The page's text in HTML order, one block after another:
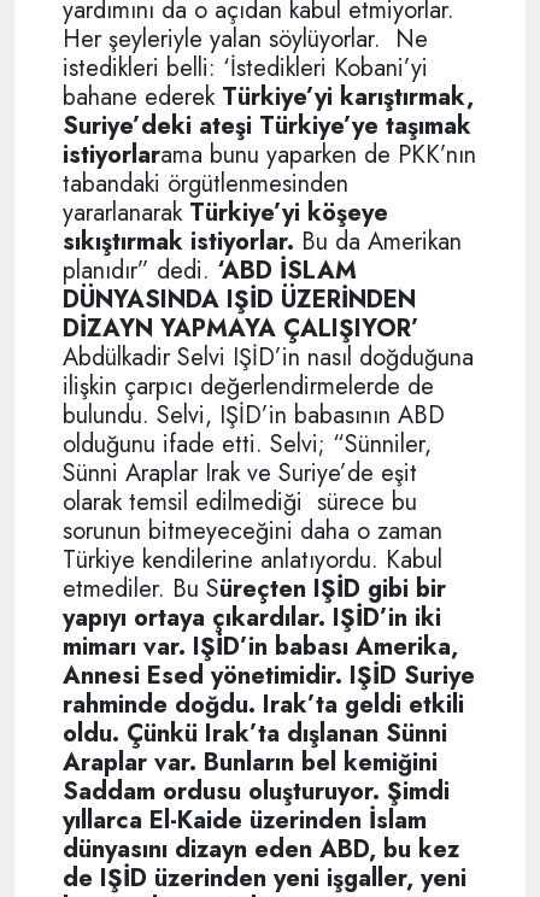
yardımını da o açıdan kabul etmiyorlar.
Her şeyleriyle yalan söylüyorlar. Ne
istedikleri belli: ‘İstedikleri Kobani’yi
bahane ederek Türkiye’yi karıştırmak,
Suriye’deki ateşi Türkiye’ye taşımak
istiyorlarama bunu yaparken de PKK’nın
tabandaki örgütlenmesinden
yararlanarak Türkiye’yi köşeye
sıkıştırmak istiyorlar. Bu da Amerikan
planıdır” dedi. ‘ABD İSLAM
DÜNYASINDA IŞİD ÜZERİNDEN
DİZAYN YAPMAYA ÇALIŞIYOR’
Abdülkadir Selvi IŞİD’in nasıl doğduğuna
ilişkin çarpıcı değerlendirmelerde de
bulundu. Selvi, IŞİD’in babasının ABD
olduğunu ifade etti. Selvi; “Sünniler,
Sünni Araplar Irak ve Suriye’de eşit
olarak temsil edilmediği sürece bu
sorunun bitmeyeceğini daha o zaman
Türkiye kendilerine anlatıyordu. Kabul
etmediler. Bu Süreçten IŞİD gibi bir
yapıyı ortaya çıkardılar. IŞİD’in iki
mimarı var. IŞİD’in babası Amerika,
Annesi Esed yönetimidir. IŞİD Suriye
rahminde doğdu. Irak’ta geldi etkili
oldu. Çünkü Irak’ta dışlanan Sünni
Araplar var. Bunların bel kemiğini
Saddam ordusu oluşturuyor. Şimdi
yıllarca El-Kaide üzerinden İslam
dünyasını dizayn eden ABD, bu kez
de IŞİD üzerinden yeni işgaller, yeni